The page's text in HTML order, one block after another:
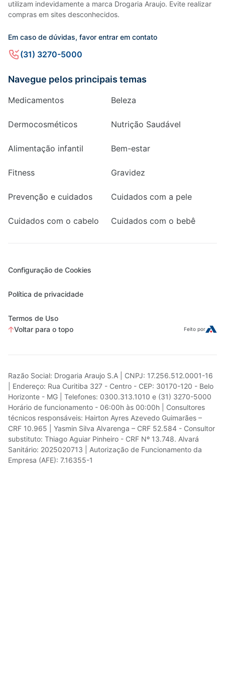
utilizam indevidamente a marca Drogaria Araujo. Evite realizar
compras em sites desconhecidos.
Em caso de dúvidas, favor entrar em contato
(31) 3270-5000
Navegue pelos principais temas
Medicamentos Beleza
Dermocosméticos Nutrição Saudável
Alimentação infantil Bem-estar
Fitness Gravidez
Prevenção e cuidados Cuidados com a pele
Cuidados com o cabelo Cuidados com o bebê
Configuração de Cookies
Política de privacidade
Termos de Uso
Voltar para o topo
Feito por
Razão Social: Drogaria Araujo S.A | CNPJ: 17.256.512.0001-16
| Endereço: Rua Curitiba 327 - Centro - CEP: 30170-120 - Belo
Horizonte - MG | Telefones: 0300.313.1010 e (31) 3270-5000
Horário de funcionamento - 06:00h às 00:00h | Consultores
técnicos responsáveis: Hairton Ayres Azevedo Guimarães –
CRF 10.965 | Yasmin Silva Alvarenga – CRF 52.584 - Consultor
substituto: Thiago Aguiar Pinheiro - CRF Nº 13.748. Alvará
Sanitário: 2025020713 | Autorização de Funcionamento da
Empresa (AFE): 7.16355-1